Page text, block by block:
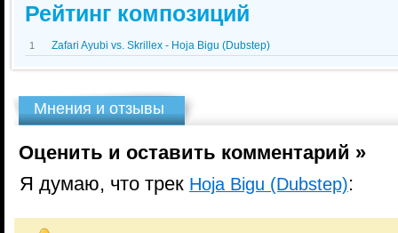
Рейтинг композиций
1 Zafari Ayubi vs. Skrillex - Hoja Bigu (Dubstep)
Мнения и отзывы
Оценить и оставить комментарий »
Я думаю, что трек Hoja Bigu (Dubstep):